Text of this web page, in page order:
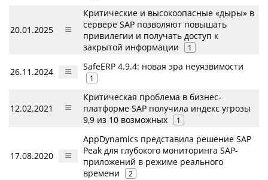
20.01.2025
Критические и высокоопасные «дыры» в
сервере SAP позволяют повышать
привилегии и получать доступ к
закрытой информации
1
26.11.2024 SafeERP 4.9.4: новая эра неуязвимости
1
12.02.2021
Критическая проблема в бизнес-
платформе SAP получила индекс угрозы
9,9 из 10 возможных
1
17.08.2020
AppDynamics представила решение SAP
Peak для глубокого мониторинга SAP-
приложений в режиме реального
времени
2